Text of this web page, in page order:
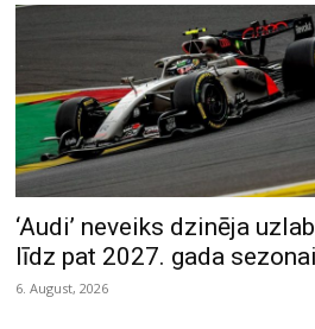
‘Audi’ neveiks dzinēja
līdz pat 2027. gada sezonai
6. August, 2026